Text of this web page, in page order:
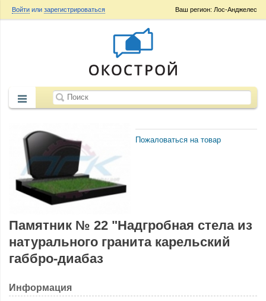
Ваш регион: Лос-Анджелес
Войти или зарегистрироваться
Пожаловаться на товар
Памятник № 22 "Надгробная стела из
натурального гранита карельский
габбро-диабаз
Информация